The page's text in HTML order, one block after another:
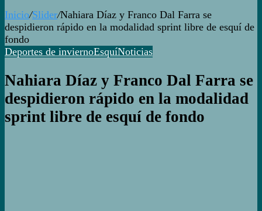
Inicio/Slider/Nahiara Díaz y Franco Dal Farra se
despidieron rápido en la modalidad sprint libre de esquí de
fondo
Deportes de inviernoEsquíNoticias
Nahiara Díaz y Franco Dal Farra se
despidieron rápido en la modalidad
sprint libre de esquí de fondo